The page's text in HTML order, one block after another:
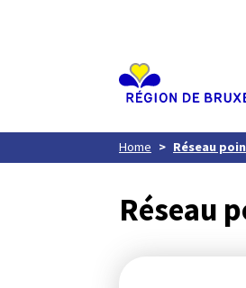
Home Réseau
Réseau